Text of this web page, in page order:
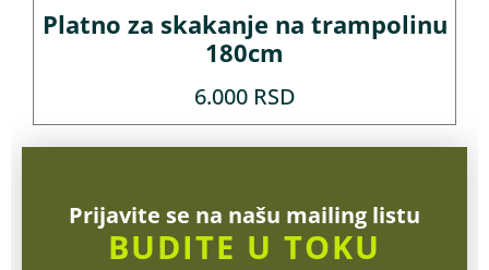
Platno za skakanje na trampolinu
180cm
6.000 RSD
Prijavite se na našu mailing listu
BUDITE U TOKU